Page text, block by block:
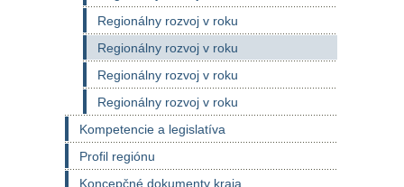
Regionálny rozvoj v roku
Regionálny rozvoj v roku
Regionálny rozvoj v roku
Regionálny rozvoj v roku
Kompetencie a legislatíva
Profil regiónu
Koncepčné dokumenty kraja